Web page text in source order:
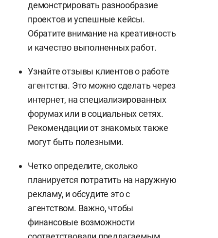
демонстрировать разнообразие
проектов и успешные кейсы.
Обратите внимание на креативность
и качество выполненных работ.
Узнайте отзывы клиентов о работе
агентства. Это можно сделать через
интернет, на специализированных
форумах или в социальных сетях.
Рекомендации от знакомых также
могут быть полезными.
Четко определите, сколько
планируется потратить на наружную
рекламу, и обсудите это с
агентством. Важно, чтобы
финансовые возможности